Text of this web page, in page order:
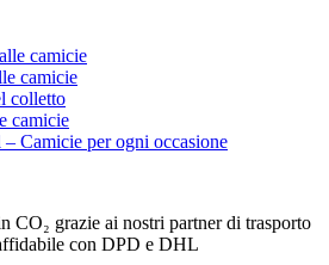
camicie
camicie
colletto
camicie
– Camicie per ogni occasione
CO₂ grazie ai nostri partner di trasporto
con DPD e DHL